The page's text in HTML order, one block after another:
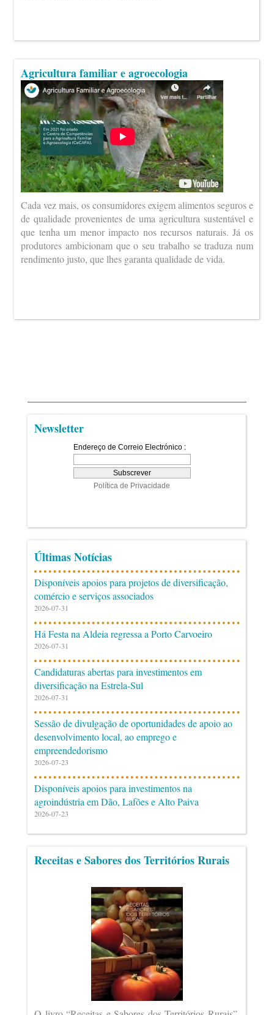
Agricultura familiar e agroecologia
Cada vez mais, os consumidores exigem alimentos seguros e
de qualidade provenientes de uma agricultura sustentável e
que tenha um menor impacto nos recursos naturais. Já os
produtores ambicionam que o seu trabalho se traduza num
rendimento justo, que lhes garanta qualidade de vida.
Newsletter
Últimas Notícias
Disponíveis apoios para projetos de diversificação,
comércio e serviços associados
2026-07-31
Há Festa na Aldeia regressa a Porto Carvoeiro
2026-07-31
Candidaturas abertas para investimentos em
diversificação na Estrela-Sul
2026-07-31
Sessão de divulgação de oportunidades de apoio ao
desenvolvimento local, ao emprego e
empreendedorismo
2026-07-23
Disponíveis apoios para investimentos na
agroindústria em Dão, Lafões e Alto Paiva
2026-07-23
Receitas e Sabores dos Territórios Rurais